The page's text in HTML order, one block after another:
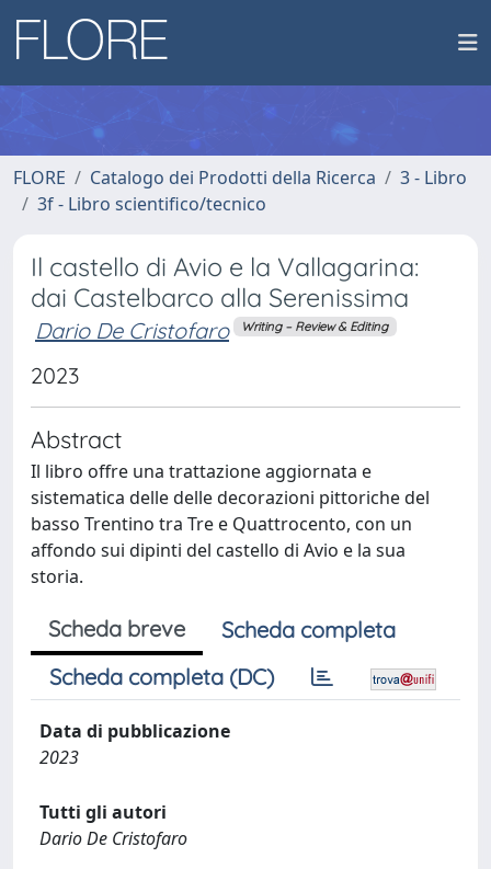
FLORE Catalogo dei Prodotti della Ricerca
3 - Libro
3f - Libro scientifico/tecnico
Il castello di Avio e la Vallagarina:
dai Castelbarco alla Serenissima
Dario De Cristofaro Writing – Review & Editing
2023
Abstract
Il libro offre una trattazione aggiornata e
sistematica delle delle decorazioni pittoriche del
basso Trentino tra Tre e Quattrocento, con un
affondo sui dipinti del castello di Avio e la sua
storia.
Scheda breve
Scheda completa
Scheda completa (DC)
Data di pubblicazione
2023
Tutti gli autori
Dario De Cristofaro